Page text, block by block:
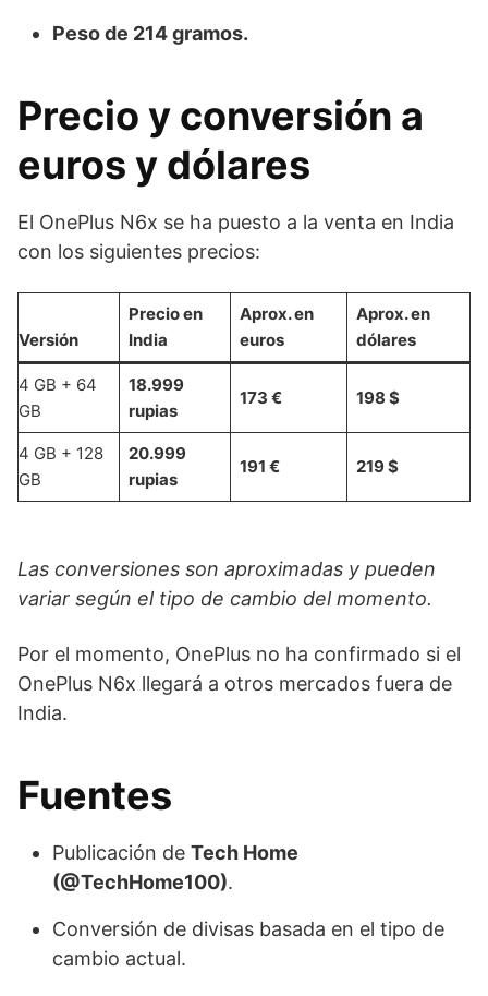
Peso de 214 gramos.
Precio y conversión a
euros y dólares
El OnePlus N6x se ha puesto a la venta en India
con los siguientes precios:
Versión
Precio en
India
Aprox. en
euros
Aprox. en
dólares
4 GB + 64
GB
18.999
rupias
173 € 198 $
4 GB + 128
GB
20.999
rupias
191 € 219 $
Las conversiones son aproximadas y pueden
variar según el tipo de cambio del momento.
Por el momento, OnePlus no ha confirmado si el
OnePlus N6x llegará a otros mercados fuera de
India.
Fuentes
Publicación de Tech Home
(@TechHome100).
Conversión de divisas basada en el tipo de
cambio actual.